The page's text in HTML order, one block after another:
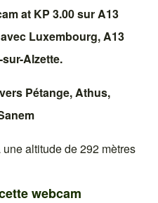
at KP 3.00 surA13
Luxembourg, A13
Alzette.
Pétange,Athus,
altitude de 292 mètres
webcam